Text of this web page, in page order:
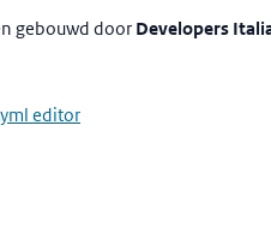
gebouwd door Developers
editor